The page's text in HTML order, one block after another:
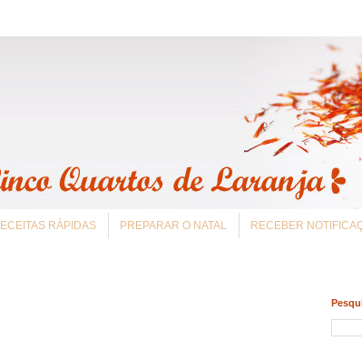
RÁPIDAS PREPARAR O NATAL RECEBER